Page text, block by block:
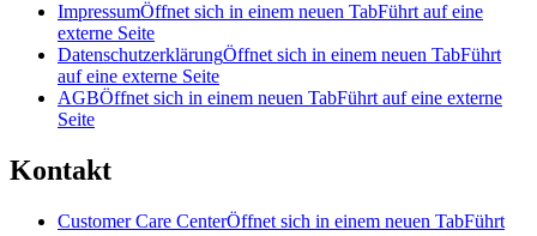
ImpressumÖffnet sich in einem neuen TabFührt auf eine
externe Seite
DatenschutzerklärungÖffnet sich in einem neuen TabFührt
auf eine externe Seite
AGBÖffnet sich in einem neuen TabFührt auf eine externe
Seite
Kontakt
Customer Care CenterÖffnet sich in einem neuen TabFührt